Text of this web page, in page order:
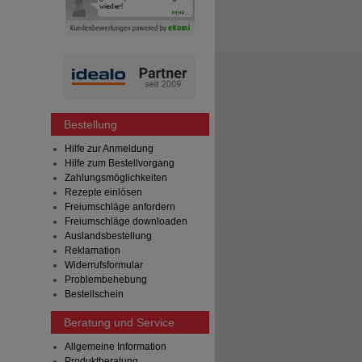
Bestellung
Hilfe zur Anmeldung
Hilfe zum Bestellvorgang
Zahlungsmöglichkeiten
Rezepte einlösen
Freiumschläge anfordern
Freiumschläge downloaden
Auslandsbestellung
Reklamation
Widerrufsformular
Problembehebung
Bestellschein
Beratung und Service
Allgemeine Information